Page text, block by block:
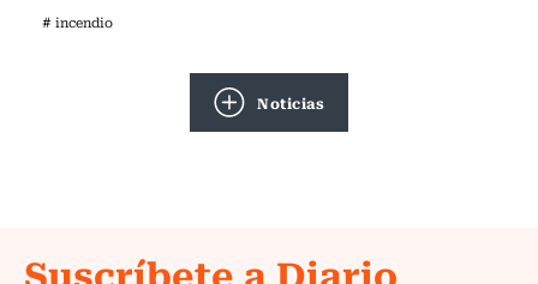
# incendio
Noticias